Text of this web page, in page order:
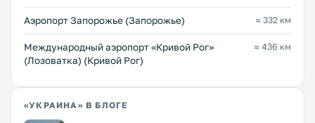
Аэропорт Запорожье (Запорожье) ≈ 332 км
Международный аэропорт «Кривой Рог»
(Лозоватка) (Кривой Рог)
≈ 436 км
«УКРАИНА» В БЛОГЕ